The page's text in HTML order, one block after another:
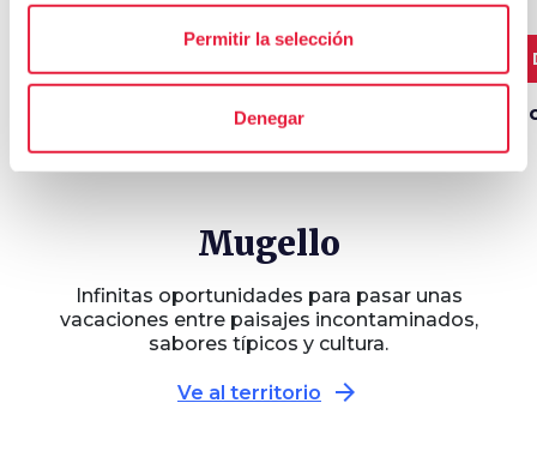
Permitir la selección
Denegar
En motocicleta hasta
Muraglione
Pedaleando por el
Mugello
Infinitas oportunidades para pasar unas
vacaciones entre paisajes incontaminados,
sabores típicos y cultura.
Ve al territorio arrow_forward